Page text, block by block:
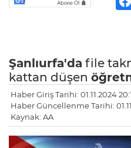
Şanlıurfa'da file
kattan düşen
Haber Giriş Tarihi: 01.11.2024
Haber Güncellenme Tarihi:
Kaynak: AA